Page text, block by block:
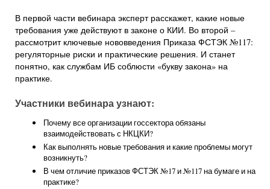
В первой части вебинара эксперт расскажет, какие новые
требования уже действуют в законе о КИИ. Во второй –
рассмотрит ключевые нововведения Приказа ФСТЭК №117:
регуляторные риски и практические решения. И станет
понятно, как службам ИБ соблюсти «букву закона» на
практике.
Участники вебинара узнают:
Почему все организации госсектора обязаны
взаимодействовать с НКЦКИ?
Как выполнять новые требования и какие проблемы могут
возникнуть?
В чем отличие приказов ФСТЭК №17 и №117 на бумаге и на
практике?